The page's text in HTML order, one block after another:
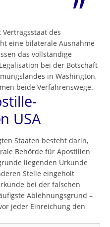
des
eine bilaterale Ausnahme
das vollständige
bei der Botschaft
in Washington,
beide Verfahrenswege.
USA
Staaten besteht darin,
Behörde für Apostillen
liegenden Urkunde
Stelle eingeholt
bei der falschen
Ablehnungsgrund –
jeder Einreichung den